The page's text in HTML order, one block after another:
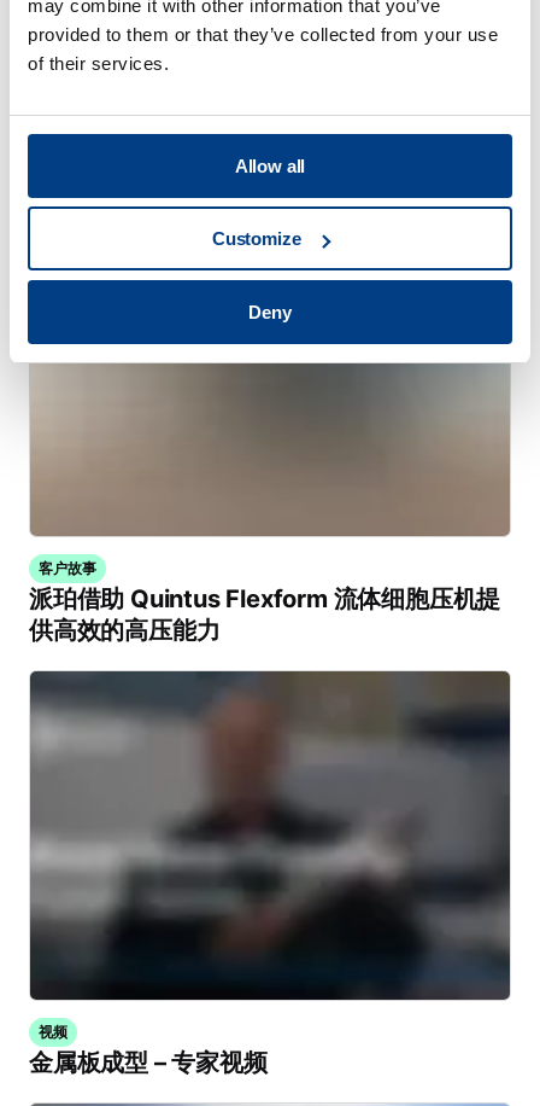
may combine it with other information that you’ve
provided to them or that they’ve collected from your use
of their services.
Allow all
Customize
Deny
Quintus 帮助 Trestad 激光公司拓展市场并
客户故事
派珀借助 Quintus Flexform 流体细胞压机提
供高效的高压能力
视频
金属板成型 – 专家视频